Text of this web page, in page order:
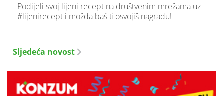
Podijeli svoj lijeni recept na društvenim mrežama uz
#lijenirecept i možda baš ti osvojiš nagradu!
Sljedeća novost